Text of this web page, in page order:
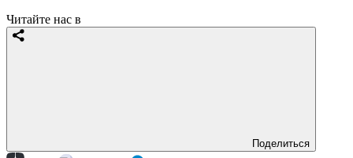
Читайте нас в
Поделиться